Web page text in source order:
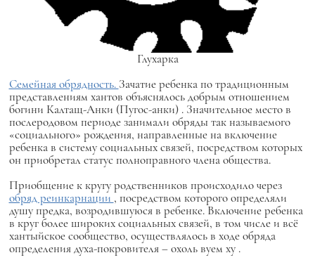
Глухарка
Семейная обрядность. Зачатие ребенка по традиционным
представлениям хантов объяснялось добрым отношением
богини Калтащ-Анки (Пугос-анки) . Значительное место в
послеродовом периоде занимали обряды так называемого
«социального» рождения, направленные на включение
ребенка в систему социальных связей, посредством которых
он приобретал статус полноправного члена общества.
Приобщение к кругу родственников происходило через
обряд реинкарнации , посредством которого определяли
душу предка, возродившуюся в ребенке. Включение ребенка
в круг более широких социальных связей, в том числе и всё
хантыйское сообщество, осуществлялось в ходе обряда
определения духа-покровителя –охоль вуем ху .